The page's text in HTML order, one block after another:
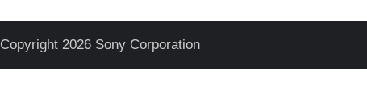
Copyright 2026 Sony Corporation